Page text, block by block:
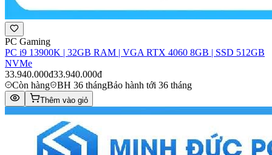
PC Gaming
PC i9 13900K | 32GB RAM | VGA RTX 4060 8GB | SSD 512GB
NVMe
33.940.000đ33.940.000đ
Còn hàng
BH 36 thángBảo hành tới 36 tháng
Thêm vào giỏ